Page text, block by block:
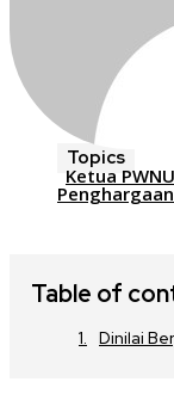
Topics
Ketua
Table of
Dinilai